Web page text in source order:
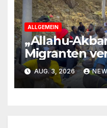
ALLGEMEIN
„Allahu-
Migranten
Rückreise
AUG. 3, 2026